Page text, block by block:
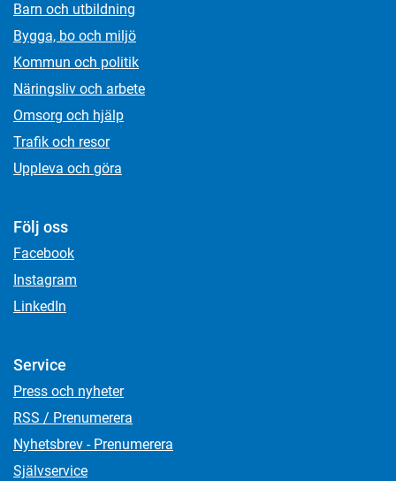
Barn och utbildning
Bygga, bo och miljö
Kommun och politik
Näringsliv och arbete
Omsorg och hjälp
Trafik och resor
Uppleva och göra
Följ oss
Facebook
Instagram
LinkedIn
Service
Press och nyheter
RSS / Prenumerera
Nyhetsbrev - Prenumerera
Självservice